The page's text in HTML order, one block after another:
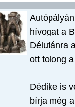
hívogat a
Délutánra
ott tolong
Dédike is
bírja még